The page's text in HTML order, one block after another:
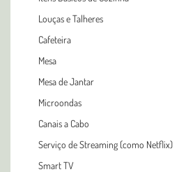
Louças e Talheres
Cafeteira
Mesa
Mesa de Jantar
Microondas
Canais a Cabo
Serviço de Streaming (como Netflix)
Smart TV